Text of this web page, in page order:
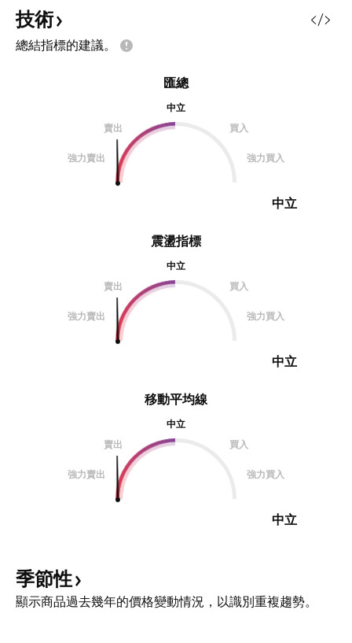
波那契(0.786、1.414、1.618、
1.786)四個位置出現阻力，最後在
1.786開始一路往下跌。 目前我們
(藍色虛線)，回踩然後洗破頸線(藍
色虛線)，接著盤整等待突破上攻，
一樣用斐波那契擴展抓(綠色箭頭)第
二個W底右腳(A點)，抓突破頸線的
0.3805突破并且
作较佳 可以以多
作较佳 数字货币市
技術
總結指標的建議。
震盪指標
中立
賣出
買入
強力賣出 強力買入
中立
匯總
中立
賣出
買入
強力賣出 強力買入
中立
移動平均線
中立
賣出
買入
強力賣出 強力買入
中立
季節性
顯示商品過去幾年的價格變動情況，以識別重複趨勢。